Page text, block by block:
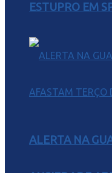
ESTUPRO EM
ALERTA NA